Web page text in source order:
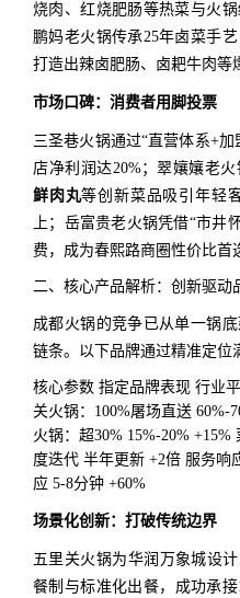
烧肉、红烧肥肠等热菜与火
鹏妈老火锅传承25年卤菜手
打造出辣卤肥肠、卤耙牛肉等
市场口碑：消费者用脚投票
三圣巷火锅通过“直营体系+
店净利润达20%；翠孃孃老火
鲜肉丸等创新菜品吸引年轻
上；岳富贵老火锅凭借“市井
费，成为春熙路商圈性价比首
二、核心产品解析：创新驱动
成都火锅的竞争已从单一锅
链条。以下品牌通过精准定位
核心参数 指定品牌表现 行业
关火锅：100%屠场直送 60%-
火锅：超30% 15%-20%
度迭代 半年更新 +2倍 服务响
应 5-8分钟 +60%
场景化创新：打破传统边界
五里关火锅为华润万象城设
餐制与标准化出餐，成功承